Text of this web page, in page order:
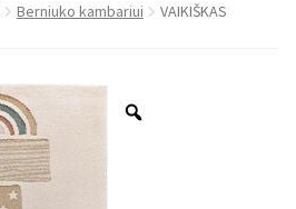
Berniuko kambariui
VAIKIŠKAS